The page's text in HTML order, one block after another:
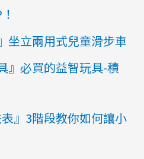
坐立兩用式兒童滑步車
』必買的益智玩具-積
表』3階段教你如何讓小